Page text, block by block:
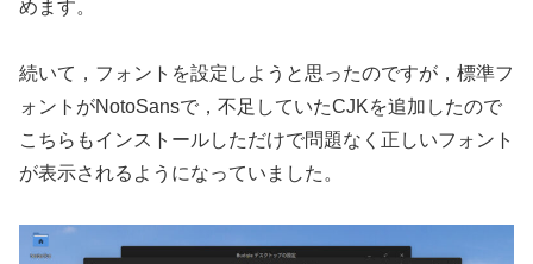
めます。
続いて，フォントを設定しようと思ったのですが，標準フ
ォントがNotoSansで，不足していたCJKを追加したので
こちらもインストールしただけで問題なく正しいフォント
が表示されるようになっていました。